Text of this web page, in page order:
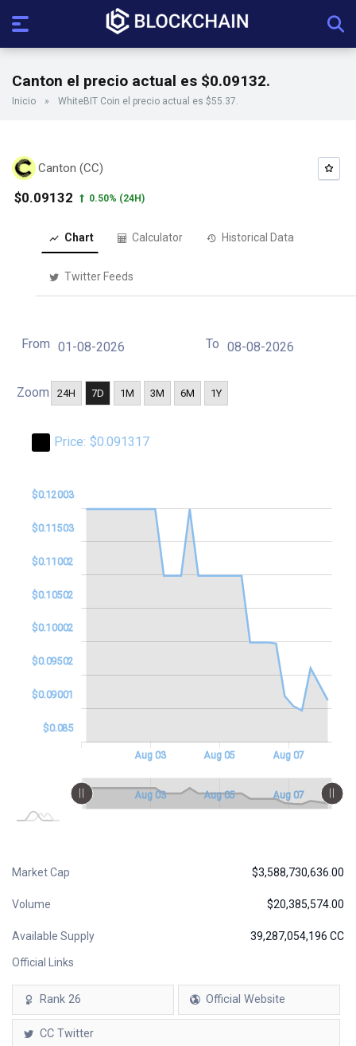
Canton el precio actual es $0.09132.
Inicio » WhiteBIT Coin el precio actual es $55.37.
Canton (CC)
$0.09132 0.50% (24H)
Market Cap $3,588,730,636.00
Volume $20,385,574.00
Available Supply 39,287,054,196 CC
Official Links
Rank 26 Official Website
CC Twitter
Chart Calculator Historical Data
Twitter Feeds
From To
Zoom 24H 7D 1M 3M 6M 1Y
Price: $0.091317
$0.09001
$0.085
$0.09001
$0.09502
$0.10002
$0.10502
$0.11002
$0.11503
$0.12003
Aug 03 Aug 05 Aug 07
L
Aug 01
Aug 02 Aug 03
Aug 04 Aug 05
Aug 06 Aug 07
Aug 08
Aug 09